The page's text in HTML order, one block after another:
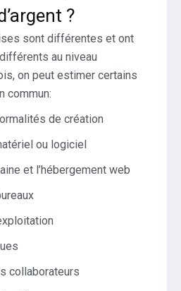
?
sont différentes et ont
au niveau
on peut estimer certains
commun:
de création
ou logiciel
et l’hébergement web
collaborateurs